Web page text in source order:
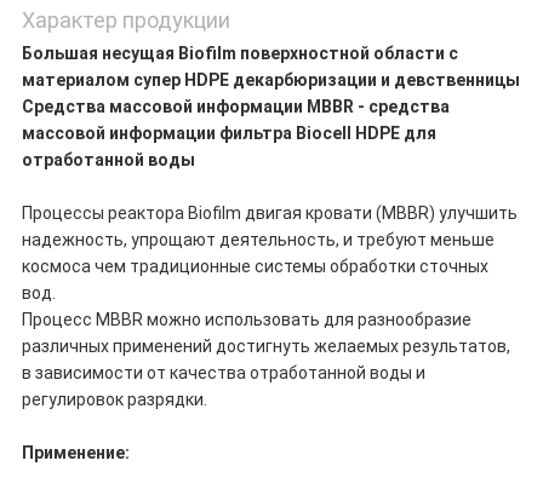
Характер продукции
Большая несущая Biofilm поверхностной области с
материалом супер HDPE декарбюризации и девственницы
Средства массовой информации MBBR - средства
массовой информации фильтра Biocell HDPE для
отработанной воды
Процессы реактора Biofilm двигая кровати (MBBR) улучшить
надежность, упрощают деятельность, и требуют меньше
космоса чем традиционные системы обработки сточных
вод.
Процесс MBBR можно использовать для разнообразие
различных применений достигнуть желаемых результатов,
в зависимости от качества отработанной воды и
регулировок разрядки.
Применение: